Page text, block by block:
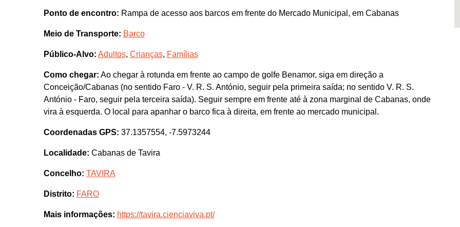
Ponto de encontro: Rampa de acesso aos barcos em frente do Mercado Municipal, em Cabanas
Meio de Transporte: Barco
Público-Alvo: Adultos, Crianças, Famílias
Como chegar: Ao chegar à rotunda em frente ao campo de golfe Benamor, siga em direção a
Conceição/Cabanas (no sentido Faro - V. R. S. António, seguir pela primeira saída; no sentido V. R. S.
António - Faro, seguir pela terceira saída). Seguir sempre em frente até à zona marginal de Cabanas, onde
vira à esquerda. O local para apanhar o barco fica à direita, em frente ao mercado municipal.
Coordenadas GPS: 37.1357554, -7.5973244
Localidade: Cabanas de Tavira
Concelho: TAVIRA
Distrito: FARO
Mais informações: https://tavira.cienciaviva.pt/